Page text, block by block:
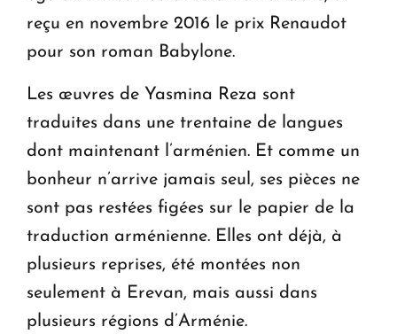
reçu en novembre 2016 le prix Renaudot
pour son roman Babylone.
Les œuvres de Yasmina Reza sont
traduites dans une trentaine de langues
dont maintenant l’arménien. Et comme un
bonheur n’arrive jamais seul, ses pièces ne
sont pas restées figées sur le papier de la
traduction arménienne. Elles ont déjà, à
plusieurs reprises, été montées non
seulement à Erevan, mais aussi dans
plusieurs régions d’Arménie.